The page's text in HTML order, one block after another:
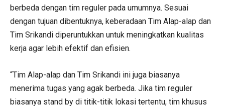
berbeda dengan tim reguler pada umumnya. Sesuai
dengan tujuan dibentuknya, keberadaan Tim Alap-alap dan
Tim Srikandi diperuntukkan untuk meningkatkan kualitas
kerja agar lebih efektif dan efisien.
“Tim Alap-alap dan Tim Srikandi ini juga biasanya
menerima tugas yang agak berbeda. Jika tim reguler
biasanya stand by di titik-titik lokasi tertentu, tim khusus